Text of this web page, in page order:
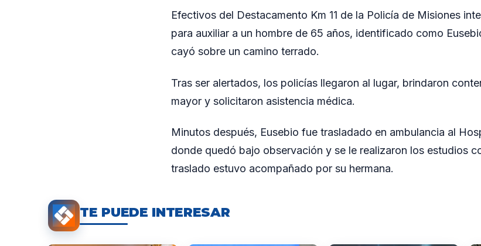
Efectivos del Destacamento Km 11 de la Policía de Misiones
para auxiliar a un hombre de 65 años, identificado como
cayó sobre un camino terrado.
Tras ser alertados, los policías llegaron al lugar, brindaron
mayor y solicitaron asistencia médica.
Minutos después, Eusebio fue trasladado en ambulancia al
donde quedó bajo observación y se le realizaron los estudios
traslado estuvo acompañado por su hermana.
TE PUEDE INTERESAR